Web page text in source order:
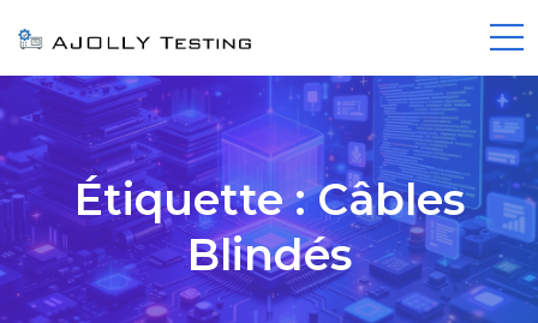
Étiquette :Câbles
Blindés